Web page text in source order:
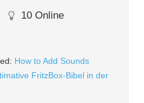
10 Online
How to Add Sounds
FritzBox-Bibel in der